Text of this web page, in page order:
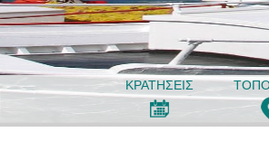
ΚΡΑΤΗΣΕΙΣ